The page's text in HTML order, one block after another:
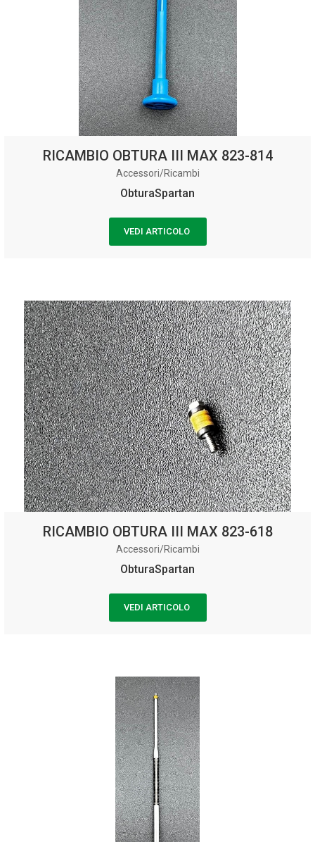
RICAMBIO OBTURA III MAX 823-814
Accessori/Ricambi
ObturaSpartan
VEDI ARTICOLO
RICAMBIO OBTURA III MAX 823-618
Accessori/Ricambi
ObturaSpartan
VEDI ARTICOLO